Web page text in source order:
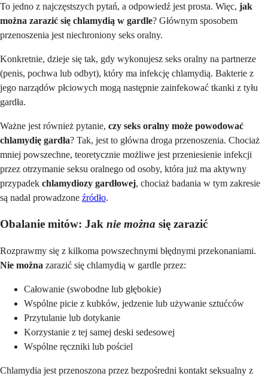
To jedno z najczęstszych pytań, a odpowiedź jest prosta. Więc, jak
można zarazić się chlamydią w gardle? Głównym sposobem
przenoszenia jest niechroniony seks oralny.
Konkretnie, dzieje się tak, gdy wykonujesz seks oralny na partnerze
(penis, pochwa lub odbyt), który ma infekcję chlamydią. Bakterie z
jego narządów płciowych mogą następnie zainfekować tkanki z tyłu
gardła.
Ważne jest również pytanie, czy seks oralny może powodować
chlamydię gardła? Tak, jest to główna droga przenoszenia. Chociaż
mniej powszechne, teoretycznie możliwe jest przeniesienie infekcji
przez otrzymanie seksu oralnego od osoby, która już ma aktywny
przypadek chlamydiozy gardłowej, chociaż badania w tym zakresie
są nadal prowadzone źródło.
Obalanie mitów: Jak nie można się zarazić
Rozprawmy się z kilkoma powszechnymi błędnymi przekonaniami.
Nie można zarazić się chlamydią w gardle przez:
Całowanie (swobodne lub głębokie)
Wspólne picie z kubków, jedzenie lub używanie sztućców
Przytulanie lub dotykanie
Korzystanie z tej samej deski sedesowej
Wspólne ręczniki lub pościel
Chlamydia jest przenoszona przez bezpośredni kontakt seksualny z